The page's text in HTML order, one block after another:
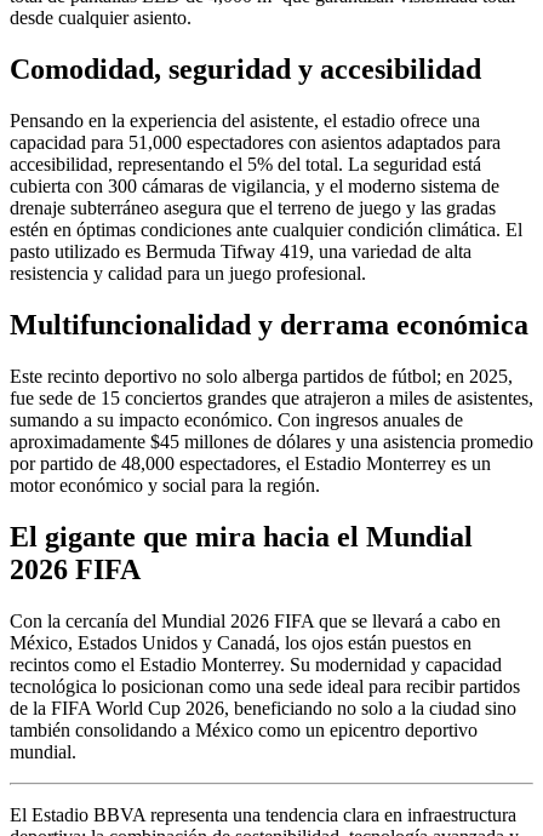
desde cualquier asiento.
Comodidad, seguridad y accesibilidad
Pensando en la experiencia del asistente, el estadio ofrece una
capacidad para 51,000 espectadores con asientos adaptados para
accesibilidad, representando el 5% del total. La seguridad está
cubierta con 300 cámaras de vigilancia, y el moderno sistema de
drenaje subterráneo asegura que el terreno de juego y las gradas
estén en óptimas condiciones ante cualquier condición climática. El
pasto utilizado es Bermuda Tifway 419, una variedad de alta
resistencia y calidad para un juego profesional.
Multifuncionalidad y derrama económica
Este recinto deportivo no solo alberga partidos de fútbol; en 2025,
fue sede de 15 conciertos grandes que atrajeron a miles de asistentes,
sumando a su impacto económico. Con ingresos anuales de
aproximadamente $45 millones de dólares y una asistencia promedio
por partido de 48,000 espectadores, el Estadio Monterrey es un
motor económico y social para la región.
El gigante que mira hacia el Mundial
2026 FIFA
Con la cercanía del Mundial 2026 FIFA que se llevará a cabo en
México, Estados Unidos y Canadá, los ojos están puestos en
recintos como el Estadio Monterrey. Su modernidad y capacidad
tecnológica lo posicionan como una sede ideal para recibir partidos
de la FIFA World Cup 2026, beneficiando no solo a la ciudad sino
también consolidando a México como un epicentro deportivo
mundial.
El Estadio BBVA representa una tendencia clara en infraestructura